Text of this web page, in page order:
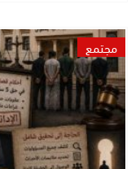
مجتمع